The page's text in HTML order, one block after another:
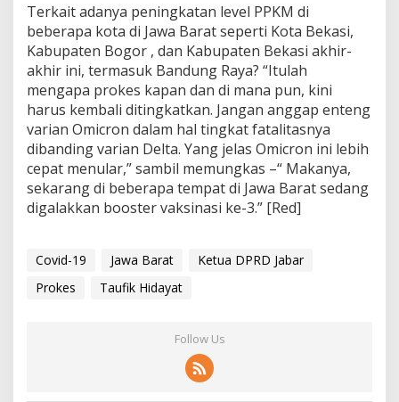
,
L
k
u
k
a
n
5
M
Terkait adanya peningkatan level PPKM di
beberapa kota di Jawa Barat seperti Kota Bekasi,
Kabupaten Bogor , dan Kabupaten Bekasi akhir-
akhir ini, termasuk Bandung Raya? “Itulah
mengapa prokes kapan dan di mana pun, kini
harus kembali ditingkatkan. Jangan anggap enteng
varian Omicron dalam hal tingkat fatalitasnya
dibanding varian Delta. Yang jelas Omicron ini lebih
cepat menular,” sambil memungkas –“ Makanya,
sekarang di beberapa tempat di Jawa Barat sedang
digalakkan booster vaksinasi ke-3.” [Red]
Covid-19 Jawa Barat
Ketua DPRD Jabar
Prokes
Taufik Hidayat
Follow Us